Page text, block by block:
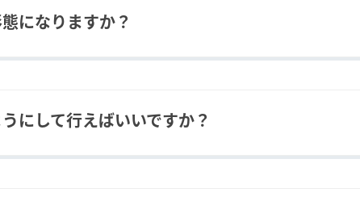
になりますか？
にして行えばいいですか？